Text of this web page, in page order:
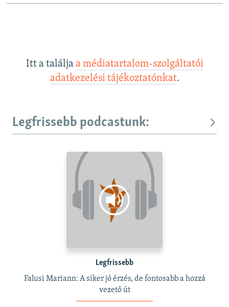
Itt a találja a médiatartalom-szolgáltatói
adatkezelési tájékoztatónkat.
Legfrissebb podcastunk:
Legfrissebb
Falusi Mariann: A siker jó érzés, de fontosabb a hozzá
vezető út